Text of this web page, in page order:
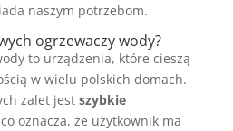
naszym potrzebom.
ogrzewaczy wody?
to urządzenia, które cieszą
w wielu polskich domach.
zalet jest szybkie
oznacza, że użytkownik ma